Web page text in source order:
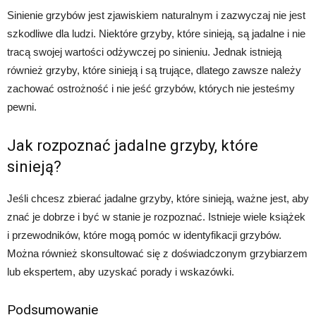
Sinienie grzybów jest zjawiskiem naturalnym i zazwyczaj nie jest
szkodliwe dla ludzi. Niektóre grzyby, które sinieją, są jadalne i nie
tracą swojej wartości odżywczej po sinieniu. Jednak istnieją
również grzyby, które sinieją i są trujące, dlatego zawsze należy
zachować ostrożność i nie jeść grzybów, których nie jesteśmy
pewni.
Jak rozpoznać jadalne grzyby, które
sinieją?
Jeśli chcesz zbierać jadalne grzyby, które sinieją, ważne jest, aby
znać je dobrze i być w stanie je rozpoznać. Istnieje wiele książek
i przewodników, które mogą pomóc w identyfikacji grzybów.
Można również skonsultować się z doświadczonym grzybiarzem
lub ekspertem, aby uzyskać porady i wskazówki.
Podsumowanie